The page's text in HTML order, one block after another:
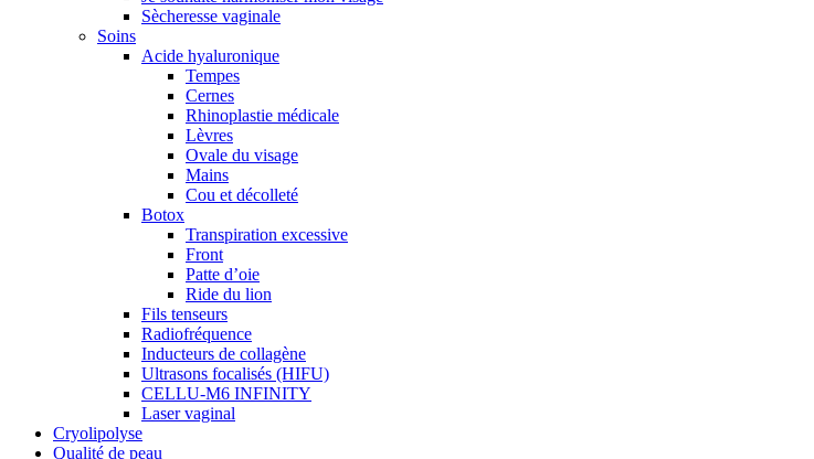
Sècheresse vaginale
Soins
Acide hyaluronique
Tempes
Cernes
Rhinoplastie médicale
Lèvres
Ovale du visage
Mains
Cou et décolleté
Botox
Transpiration excessive
Front
Patte d’oie
Ride du lion
Fils tenseurs
Radiofréquence
Inducteurs de collagène
Ultrasons focalisés (HIFU)
CELLU-M6 INFINITY
Laser vaginal
Cryolipolyse
Qualité de peau